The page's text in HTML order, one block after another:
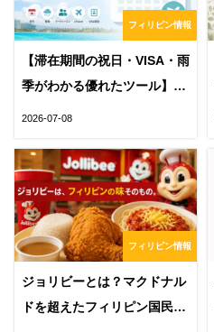
フィリピン情報
【滞在期間の祝日・VISA・雨
季がわかる優れたツール】フ
2026-07-08
フィリピン情報
ジョリビーとは？マクドナル
ドを超えたフィリピン国民食